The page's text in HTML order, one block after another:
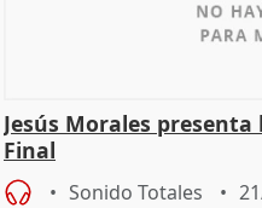
Jesús Morales
Final
Sonido Totales